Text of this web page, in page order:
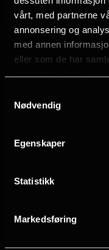
vårt, med partnerne
annonsering og
med annen
eller som de har
Nødvendig
Egenskaper
Statistikk
Markedsføring
Distributør
Norsk
bortenfor
ønsker med
de to
på 100-års